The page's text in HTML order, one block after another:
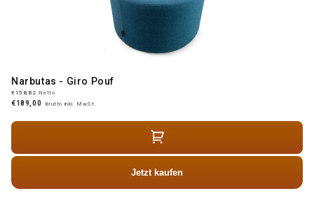
Narbutas - Giro Pouf
€158,82 Netto
€189,00 Brutto inkl. MwSt.
Jetzt kaufen